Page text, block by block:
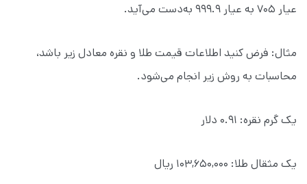
عیار ۷۰۵ به عیار ۹۹۹.۹ به‌دست می‌آید.
مثال: فرض کنید اطلاعات قیمت طلا و نقره معادل زیر باشد،
محاسبات به روش زیر انجام می‌شود.
یک گرم نقره: ۰.۹۱ دلار
یک مثقال طلا: ۱۰۳,۶۵۰,۰۰۰ ریال